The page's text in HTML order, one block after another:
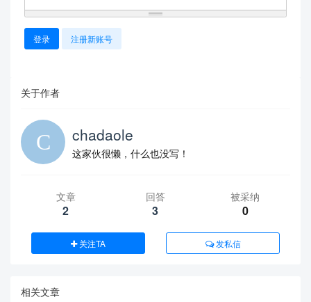
登录 注册新账号
关于作者
chadaole
这家伙很懒，什么也没写！
文章
2
回答
3
被采纳
0
关注TA 发私信
相关文章